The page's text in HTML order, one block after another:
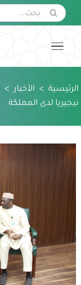
البحث
عن:
الرئيسية > الأخبار >
نيجيريا لدى المملكة